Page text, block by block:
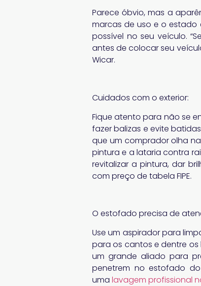
Parece óbvio, mas a
marcas de uso e o estado
possível no seu veículo.
antes de colocar seu
Wicar.
Cuidados com o exterior:
Fique atento para não se
fazer balizas e evite
que um comprador olha
pintura e a lataria contra
revitalizar a pintura, dar
com preço de tabela FIPE.
O estofado precisa de
Use um aspirador para
para os cantos e dentre os
um grande aliado para
penetrem no estofado
uma lavagem profissional